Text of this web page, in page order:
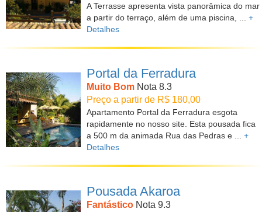
A Terrasse apresenta vista panorâmica do mar
a partir do terraço, além de uma piscina, ... +
Detalhes
Portal da Ferradura
Muito Bom Nota 8.3
Preço a partir de R$ 180,00
Apartamento Portal da Ferradura esgota
rapidamente no nosso site. Esta pousada fica
a 500 m da animada Rua das Pedras e ... +
Detalhes
Pousada Akaroa
Fantástico Nota 9.3